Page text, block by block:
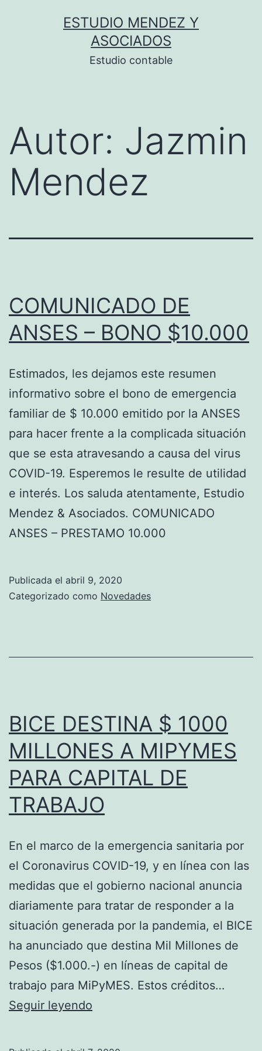
ESTUDIO MENDEZ Y
ASOCIADOS
Estudio contable
Autor: Jazmin
Mendez
COMUNICADO DE
ANSES – BONO $10.000
Estimados, les dejamos este resumen
informativo sobre el bono de emergencia
familiar de $ 10.000 emitido por la ANSES
para hacer frente a la complicada situación
que se esta atravesando a causa del virus
COVID-19. Esperemos le resulte de utilidad
e interés. Los saluda atentamente, Estudio
Mendez & Asociados. COMUNICADO
ANSES – PRESTAMO 10.000
Publicada el abril 9, 2020
Categorizado como Novedades
BICE DESTINA $ 1000
MILLONES A MIPYMES
PARA CAPITAL DE
TRABAJO
En el marco de la emergencia sanitaria por
el Coronavirus COVID-19, y en línea con las
medidas que el gobierno nacional anuncia
diariamente para tratar de responder a la
situación generada por la pandemia, el BICE
ha anunciado que destina Mil Millones de
Pesos ($1.000.-) en líneas de capital de
trabajo para MiPyMES. Estos créditos…
Seguir leyendo